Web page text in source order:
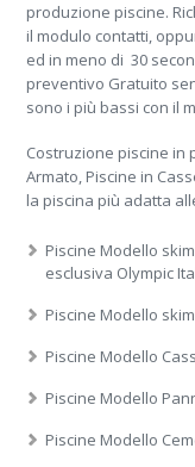
produzione piscine.
il modulo contatti,
ed in meno di 30
preventivo Gratuito
sono i più bassi con il
Costruzione piscine in
Armato, Piscine in
la piscina più adatta
Piscine Modello
esclusiva Olympic
Piscine Modello
Piscine Modello
Piscine Modello
Piscine Modello